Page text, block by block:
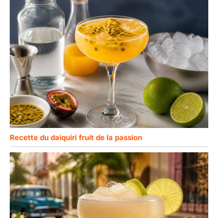
contact alimentaire
allemande sur les
aliments pour humains
et animaux, votre
boisson ne sera pas
altérée par la
composition de la
gourde, des odeurs ou
mauvais goûts. Toutes
les pièces peuvent être
nettoyées au lave-
vaisselle. ✅
𝗔𝗦𝗦𝗜𝗦𝗧𝗔𝗡𝗖𝗘
𝗣𝗥𝗘𝗠𝗜𝗨𝗠 𝟮𝟰/𝟳 :
𝗡𝗢𝗨𝗦 𝗦𝗢𝗠𝗠𝗘𝗦
𝗧𝗢𝗨𝗝𝗢𝗨𝗥𝗦 𝗟𝗔 𝗣𝗢𝗨𝗥
𝗩𝗢𝗨𝗦 – n'hésitez pas à
vous en convaincre
vous-même et à
commander encore
Recette du daiquiri fruit de la passion